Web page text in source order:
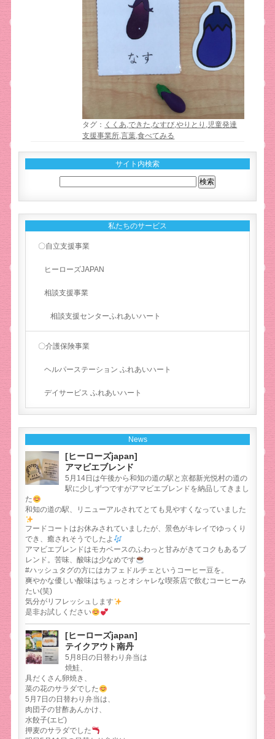
タグ： くくあ ,できた なすび ,やりとり 児童発達
支援事業所 ,言葉 ,食べてみる
サイト内検索
私たちのサービス
〇自立支援事業
ヒーローズJAPAN
相談支援事業
相談支援センターふれあいハート
〇介護保険事業
ヘルパーステーション ふれあいハート
デイサービス ふれあいハート
News
[ヒーローズjapan]
アマビエブレンド
5月14日は午後から和知の道の駅と京都新光悦村の道の
駅に少しずつですがアマビエブレンドを納品してきまし
た
和知の道の駅、リニューアルされてとても見やすくなっていました
フードコートはお休みされていましたが、景色がキレイでゆっくり
でき、癒されそうでしたよ
アマビエブレンドはモカベースのふわっと甘みがきてコクもあるブ
レンド。苦味、酸味は少なめです
#ハッシュタグの方にはカフェドルチェというコーヒー豆を。
爽やかな優しい酸味はちょっとオシャレな喫茶店で飲むコーヒーみ
たい(笑)
気分がリフレッシュします
是非お試しください
[ヒーローズjapan]
テイクアウト南丹
5月8日の日替わり弁当は
焼鮭、
具だくさん卵焼き、
菜の花のサラダでした
5月7日の日替わり弁当は、
肉団子の甘酢あんかけ、
水餃子(エビ)
押麦のサラダでした